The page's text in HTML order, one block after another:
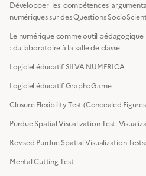
Développer les compétences
numériques sur des Questions
Le numérique comme outil pédagogique
: du laboratoire à la salle de classe
Logiciel éducatif SILVA NUMERICA
Logiciel éducatif GraphoGame
Closure Flexibility Test (Concealed
Purdue Spatial Visualization Test:
Revised Purdue Spatial Visualization
Mental Cutting Test